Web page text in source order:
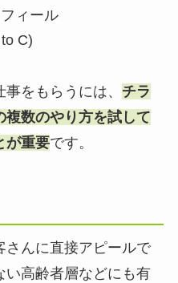
ィール
C)
をもらうには、 チラ
複数のやり方を試して
が重要です。
さんに直接アピールで
い高齢者層などにも有